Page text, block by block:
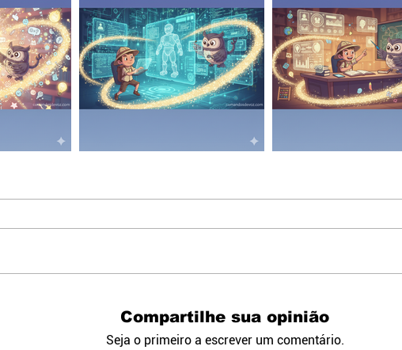
Compartilhe sua opinião
Seja o primeiro a escrever um comentário.